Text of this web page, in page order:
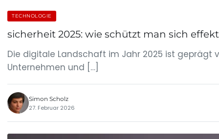
TECHNOLOGIE
sicherheit 2025: wie schützt man sich
Die digitale Landschaft im Jahr 2025 ist geprägt
Unternehmen und […]
Simon Scholz
27. Februar 2026